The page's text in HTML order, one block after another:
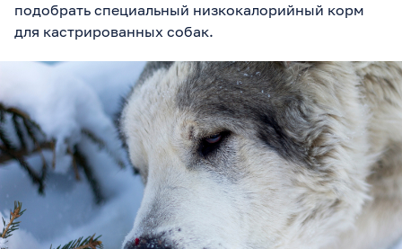
подобрать специальный низкокалорийный корм
для кастрированных собак.